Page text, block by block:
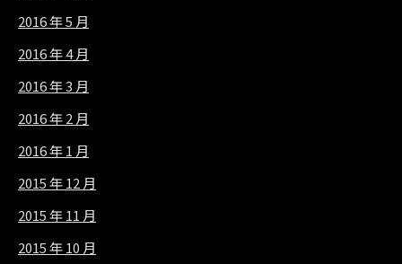
2016 年 5 月
2016 年 4 月
2016 年 3 月
2016 年 2 月
2016 年 1 月
2015 年 12 月
2015 年 11 月
2015 年 10 月